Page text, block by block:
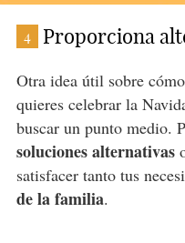
4 Proporciona
Otra idea útil sobre
quieres celebrar la
buscar un punto medio.
soluciones alternativas
satisfacer tanto tus
de la familia.